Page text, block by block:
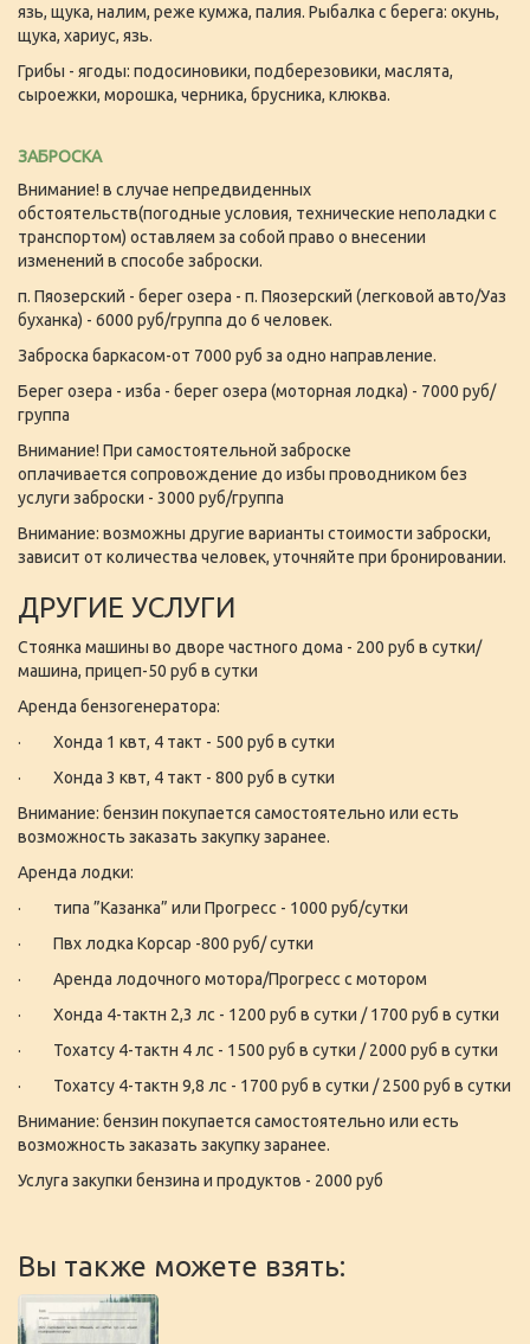
язь, щука, налим, реже кумжа, палия. Рыбалка с берега: окунь,
щука, хариус, язь.
Грибы - ягоды: подосиновики, подберезовики, маслята,
сыроежки, морошка, черника, брусника, клюква.
ЗАБРОСКА
Внимание! в случае непредвиденных
обстоятельств(погодные условия, технические неполадки с
транспортом) оставляем за собой право о внесении
изменений в способе заброски.
п. Пяозерский - берег озера - п. Пяозерский (легковой авто/Уаз
буханка) - 6000 руб/группа до 6 человек.
Заброска баркасом-от 7000 руб за одно направление.
Берег озера - изба - берег озера (моторная лодка) - 7000 руб/
группа
Внимание! При самостоятельной заброске
оплачивается сопровождение до избы проводником без
услуги заброски - 3000 руб/группа
Внимание: возможны другие варианты стоимости заброски,
зависит от количества человек, уточняйте при бронировании.
ДРУГИЕ УСЛУГИ
Стоянка машины во дворе частного дома - 200 руб в сутки/
машина, прицеп-50 руб в сутки
Аренда бензогенератора:
· Хонда 1 квт, 4 такт - 500 руб в сутки
· Хонда 3 квт, 4 такт - 800 руб в сутки
Внимание: бензин покупается самостоятельно или есть
возможность заказать закупку заранее.
Аренда лодки:
· типа ”Казанка” или Прогресс - 1000 руб/сутки
· Пвх лодка Корсар -800 руб/ сутки
· Аренда лодочного мотора/Прогресс с мотором
· Хонда 4-тактн 2,3 лс - 1200 руб в сутки / 1700 руб в сутки
· Тохатсу 4-тактн 4 лс - 1500 руб в сутки / 2000 руб в сутки
· Тохатсу 4-тактн 9,8 лс - 1700 руб в сутки / 2500 руб в сутки
Внимание: бензин покупается самостоятельно или есть
возможность заказать закупку заранее.
Услуга закупки бензина и продуктов - 2000 руб
Вы также можете взять: